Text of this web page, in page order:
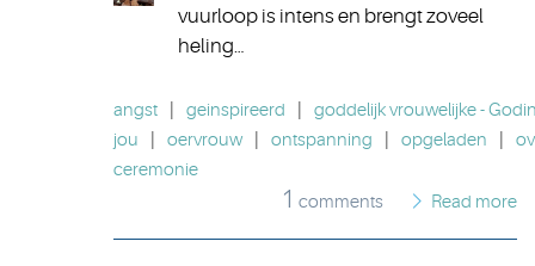
vuurloop is intens en brengt zoveel
heling…
angst geinspireerd
goddelijk vrouwelijke -
jou
oervrouw ontspanning opgeladen
ceremonie
1 comments Read more